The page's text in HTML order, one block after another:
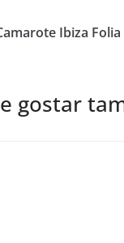
Ibiza
gostar